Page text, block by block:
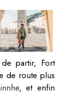
partir, Fort
de route plus
, et enfin